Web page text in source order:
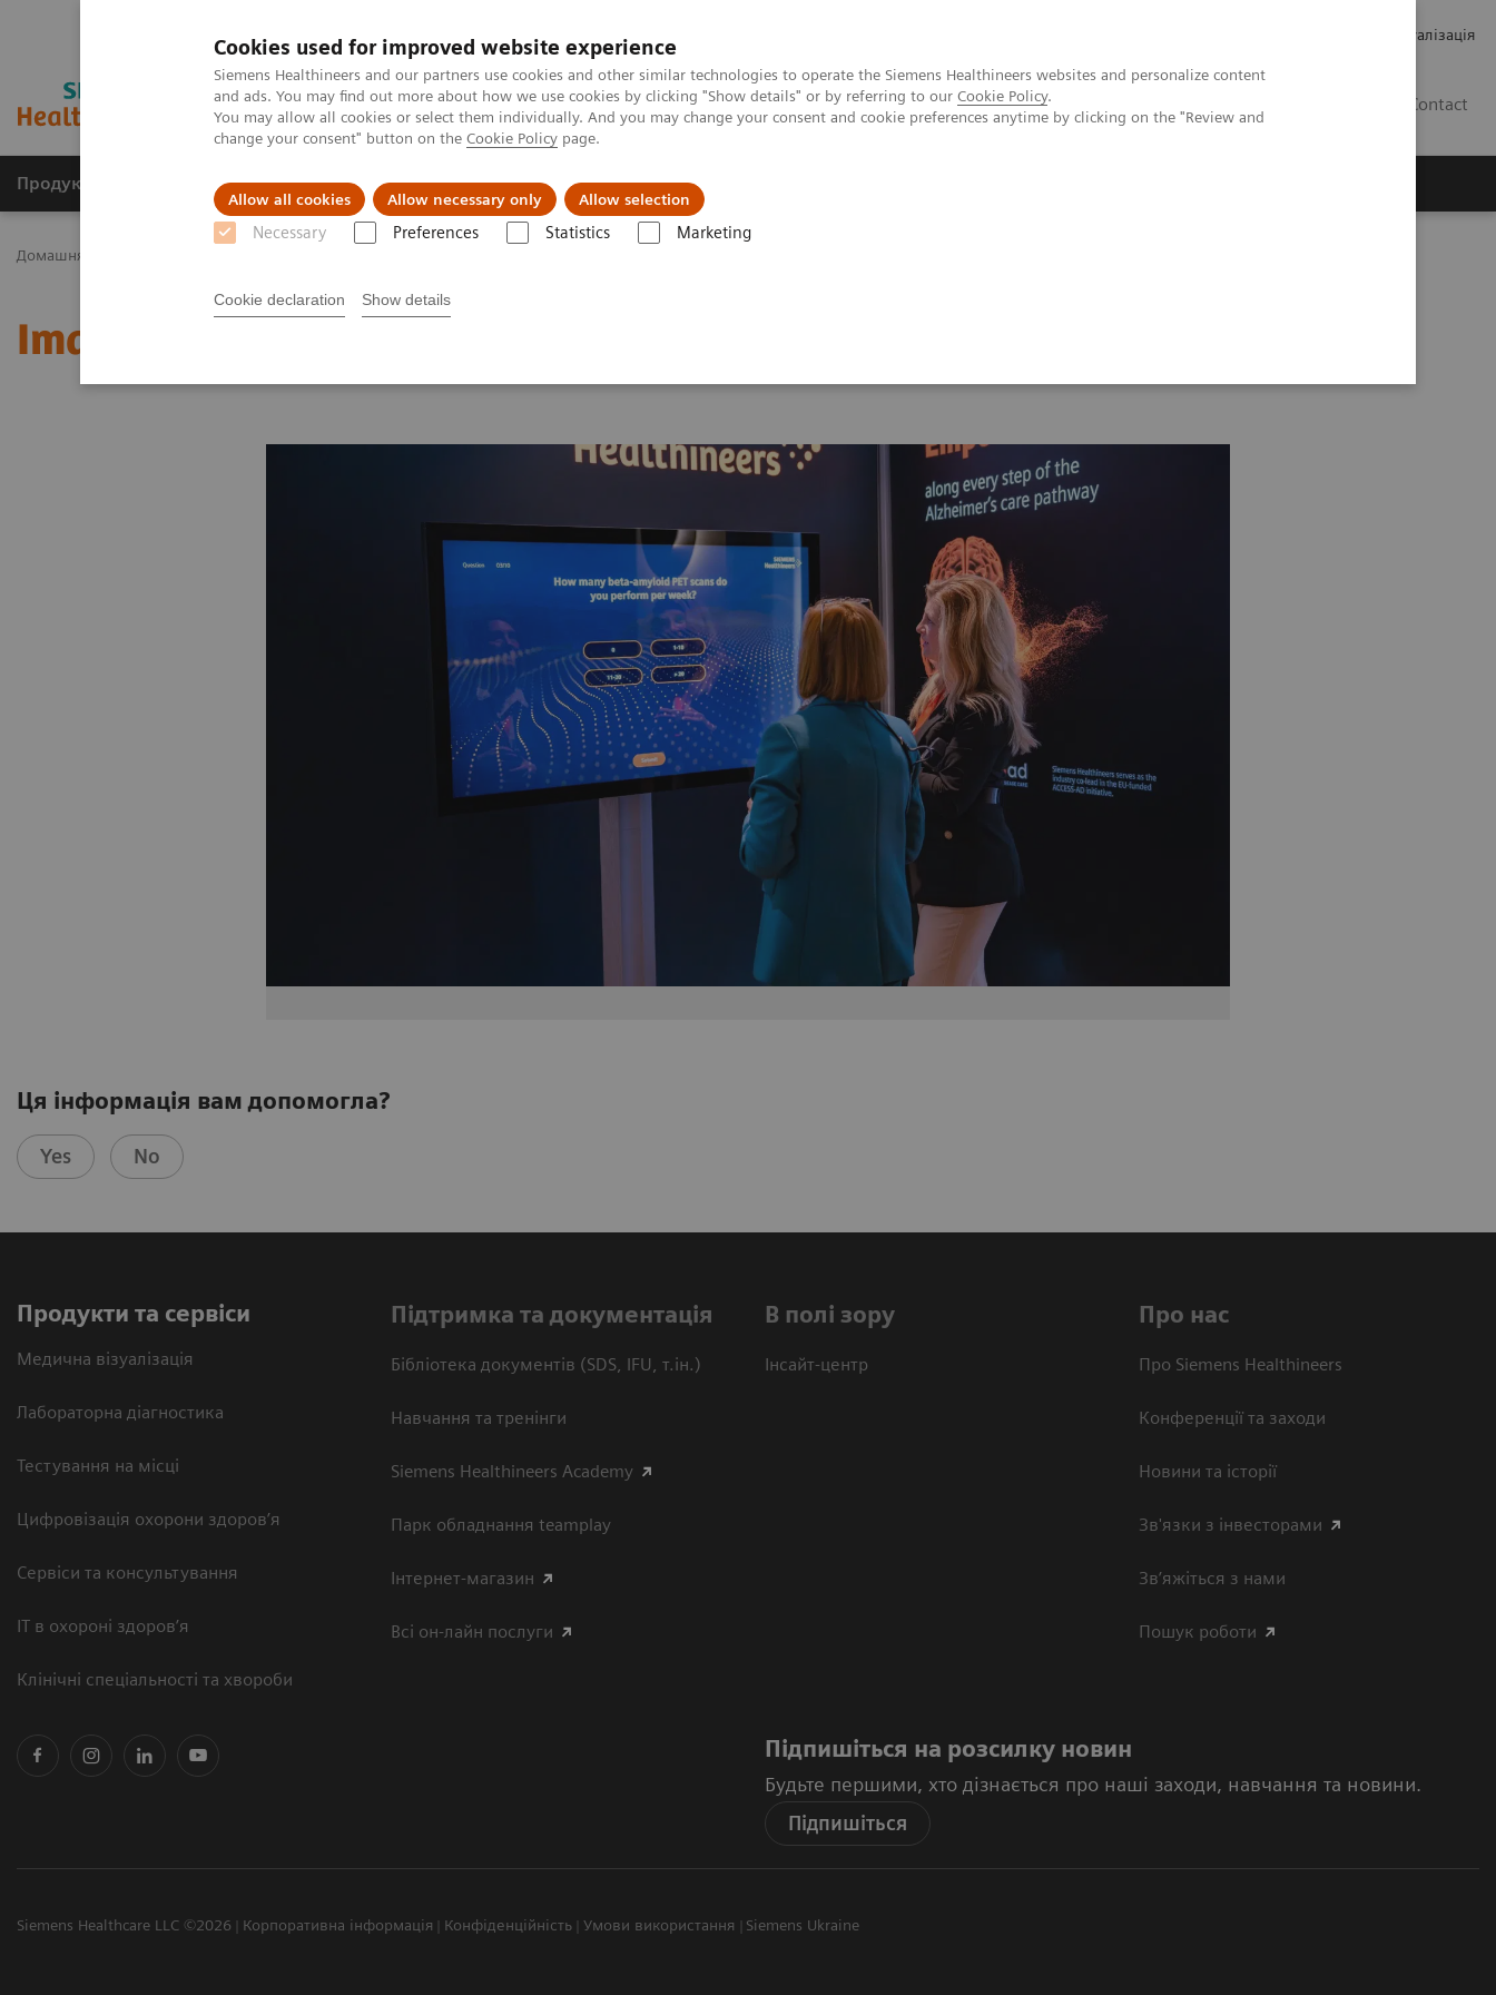
Cookies used for improved website experience
Siemens Healthineers and our partners use cookies and other similar technologies to operate the Siemens Healthineers websites and personalize content
and ads. You may find out more about how we use cookies by clicking "Show details" or by referring to our Cookie Policy.
You may allow all cookies or select them individually. And you may change your consent and cookie preferences anytime by clicking on the "Review and
change your consent" button on the Cookie Policy page.
Allow all cookies Allow necessary only Allow selection
Necessary Preferences Statistics Marketing
Cookie declaration Show details
Медична візуалізація
Contact
Продукція та сервіси Клінічні галузі Підтримка та документація
Домашня
Image 61
Ця інформація вам допомогла?
Yes No
Продукти та сервіси
Медична візуалізація
Лабораторна діагностика
Тестування на місці
Цифровізація охорони здоров’я
Сервіси та консультування
ІТ в охороні здоров’я
Клінічні спеціальності та хвороби
Підтримка та документація
Бібліотека документів (SDS, IFU, т.ін.)
Навчання та тренінги
Siemens Healthineers Academy
Парк обладнання teamplay
Інтернет-магазин
Всі он-лайн послуги
В полі зору
Інсайт-центр
Про нас
Про Siemens Healthineers
Конференції та заходи
Новини та історії
Зв'язки з інвесторами
Зв’яжіться з нами
Пошук роботи
Підпишіться на розсилку новин
Будьте першими, хто дізнається про наші заходи, навчання та новини.
Підпишіться
Siemens Healthcare LLC ©2026 Корпоративна інформація Конфіденційність Умови використання Siemens Ukraine